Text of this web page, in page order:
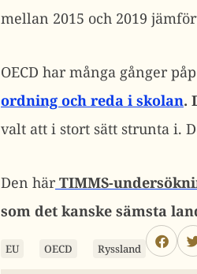
mellan 2015 och 2019
OECD har många gånger
ordning och reda i skolan.
valt att i stort sätt strunta i.
Den här TIMMS-
som det kanske sämsta
EU OECD Ryssland